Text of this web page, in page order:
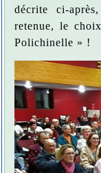
décrite ci-
retenue, le
Polichinelle » !